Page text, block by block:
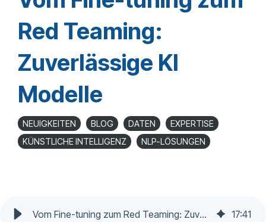
Red Teaming:
Zuverlässige KI
Modelle
NEUIGKEITEN BLOG DATEN
EXPERTISE
KÜNSTLICHE INTELLIGENZ
NLP-LÖSUNGEN
Vom Fine-tuning zum Red Teaming: Zuverlässige KI Modelle 17:41